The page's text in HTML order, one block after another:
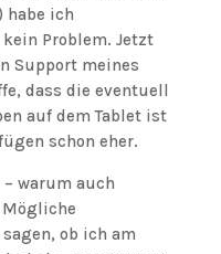
habe ich
Problem. Jetzt
Support meines
dass die eventuell
auf dem Tablet ist
schon eher.
warum auch
ob ich am